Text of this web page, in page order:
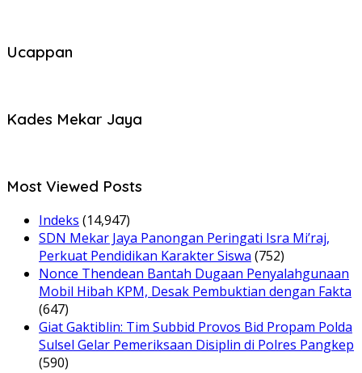
Ucappan
Kades Mekar Jaya
Most Viewed Posts
Indeks (14,947)
SDN Mekar Jaya Panongan Peringati Isra Mi’raj,
Perkuat Pendidikan Karakter Siswa (752)
Nonce Thendean Bantah Dugaan Penyalahgunaan
Mobil Hibah KPM, Desak Pembuktian dengan Fakta
(647)
Giat Gaktiblin: Tim Subbid Provos Bid Propam Polda
Sulsel Gelar Pemeriksaan Disiplin di Polres Pangkep
(590)